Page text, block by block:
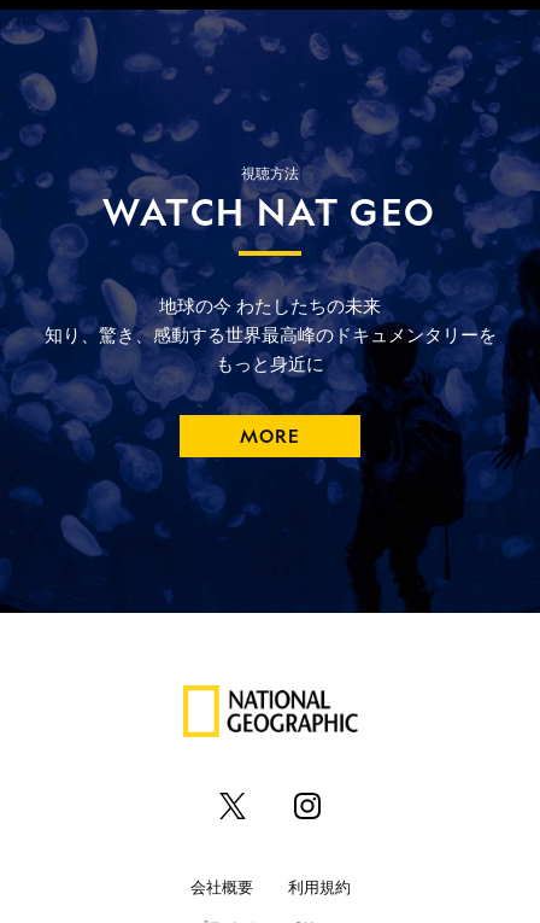
視聴方法
WATCH NAT GEO
地球の今 わたしたちの未来
知り、驚き、感動する世界最高峰のドキュメンタリーを
もっと身近に
MORE
会社概要 利用規約